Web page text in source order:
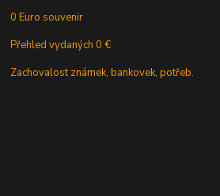
0 Euro souvenir
Přehled vydaných 0 €
Zachovalost známek, bankovek, potřeb.